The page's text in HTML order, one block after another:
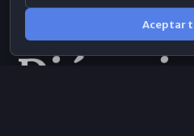
Aceptar